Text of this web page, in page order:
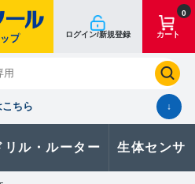
ログイン/新規登録
0
カート
こちら ↓
リル・ルーター 生体センサ
クオーダー 購入履歴
問い合わせはこちら
寸法単位 [mm]
寸法単位 [mm]